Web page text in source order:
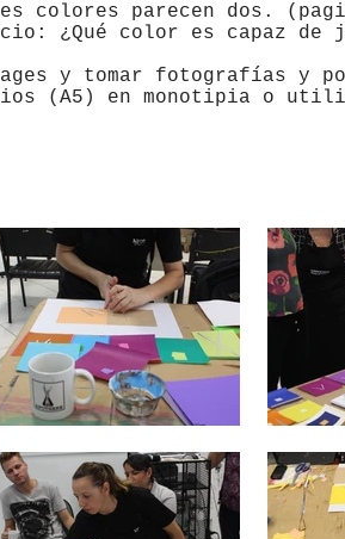
colores parecen dos.
¿Qué color es capaz de
y tomar fotografías y
(A5) en monotipia o